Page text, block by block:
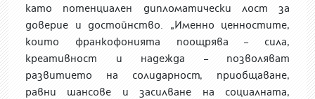
като потенциален дипломатически лост за
доверие и достойнство. „Именно ценностите,
които франкофонията поощрява – сила,
креативност и надежда – позволяват
развитието на солидарност, приобщаване,
равни шансове и засилване на социалната,